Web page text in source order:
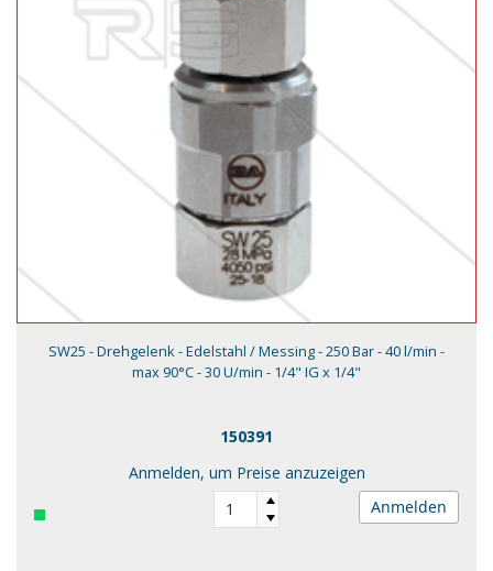
SW25 - Drehgelenk - Edelstahl / Messing - 250 Bar - 40 l/min -
max 90°C - 30 U/min - 1/4" IG x 1/4"
150391
Anmelden, um Preise anzuzeigen
Anmelden